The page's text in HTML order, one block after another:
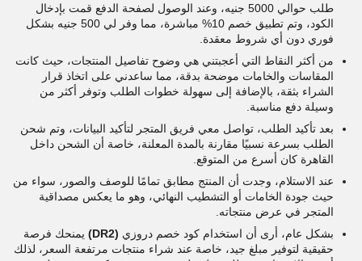
طلب حوالي 5000 جنيه، وعند الوصول لصفحة الدفع قمت بإدخال
الكود، وتم تطبيق خصم 10% مباشرة، مما وفر لي 500 جنيه بشكل
فوري دون أي شروط معقدة.
من أكثر النقاط التي أعجبتني هي وضوح تفاصيل المنتجات، حيث كانت
المقاسات والخامات موضحة بدقة، مما ساعدني على اتخاذ قرار
الشراء بثقة، بالإضافة إلى سهولة خطوات الطلب وتوفر أكثر من
وسيلة دفع مناسبة.
بعد تأكيد الطلب، تواصل معي فريق المتجر لتأكيد البيانات، وتم شحن
الطلب بسرعة نسبيًا مقارنة بالمدة المعلنة، خاصة أن الشحن داخل
القاهرة كان أسرع من المتوقع.
عند الاستلام، وجدت أن المنتج مطابق تمامًا للوصف والصور، سواء من
حيث جودة الخامات أو التشطيب النهائي، وهو ما يعكس مصداقية
المتجر في عرض منتجاته.
بشكل عام، أرى أن استخدام كود خصم دروزي (DR2)
يمنحك فرصة
حقيقية لتوفير مبلغ جيد، خاصة عند شراء منتجات مرتفعة السعر، لذلك